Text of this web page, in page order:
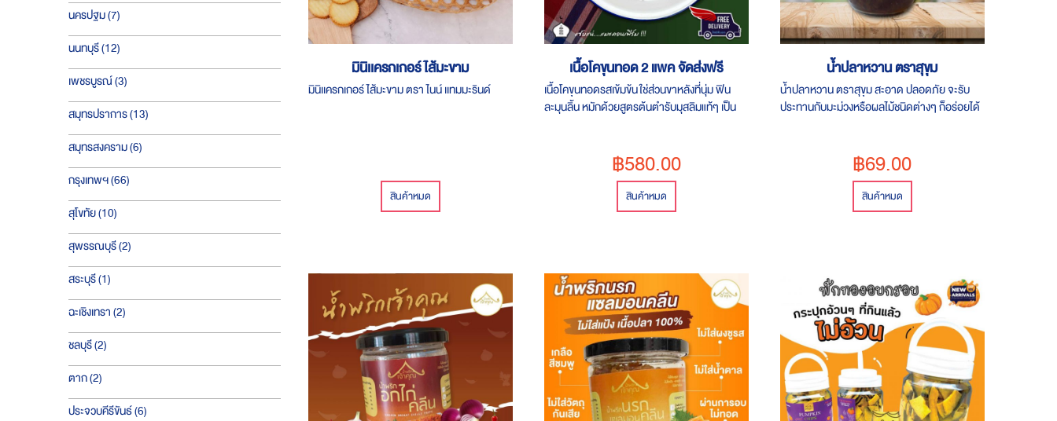
นครปฐม 7ชิ้น
นนทบุรี 12ชิ้น
เพชรบูรณ์ 3ชิ้น
สมุทรปราการ 13ชิ้น
สมุทรสงคราม 6ชิ้น
กรุงเทพฯ 66ชิ้น
สุโขทัย 10ชิ้น
สุพรรณบุรี 2ชิ้น
สระบุรี 1ชิ้น
ฉะเชิงเทรา 2ชิ้น
ชลบุรี 2ชิ้น
ตาก 2ชิ้น
ประจวบคีรีขันธ์ 6ชิ้น
มินิเเครกเกอร์ ไส้มะขาม
มินิเเครกเกอร์ ไส้มะขาม ตรา ไนน์ เเทมมะรินด์
สินค้าหมด
เนื้อโคขุนทอด 2 แพค จัดส่งฟรี
เนื้อโคขุนทอดรสเข้มข้น ใช่ส่วนขาหลังที่นุ่ม ฟิน
ละมุนลิ้น หมักด้วยสูตรต้นตำรับมุสลิมแท้ๆ เป็น
฿580.00
สินค้าหมด
น้ำปลาหวาน ตราสุขุม
น้ำปลาหวาน ตราสุขุม สะอาด ปลอดภัย จะรับ
ประทานกับมะม่วงหรือผลไม้ชนิดต่างๆ ก็อร่อยได้
฿69.00
สินค้าหมด